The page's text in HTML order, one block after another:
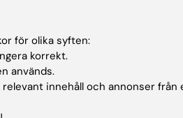
Dynamics to Achieve
its reactivation in search for
för olika syften:
korrekt.
används.
innehåll och annonser från